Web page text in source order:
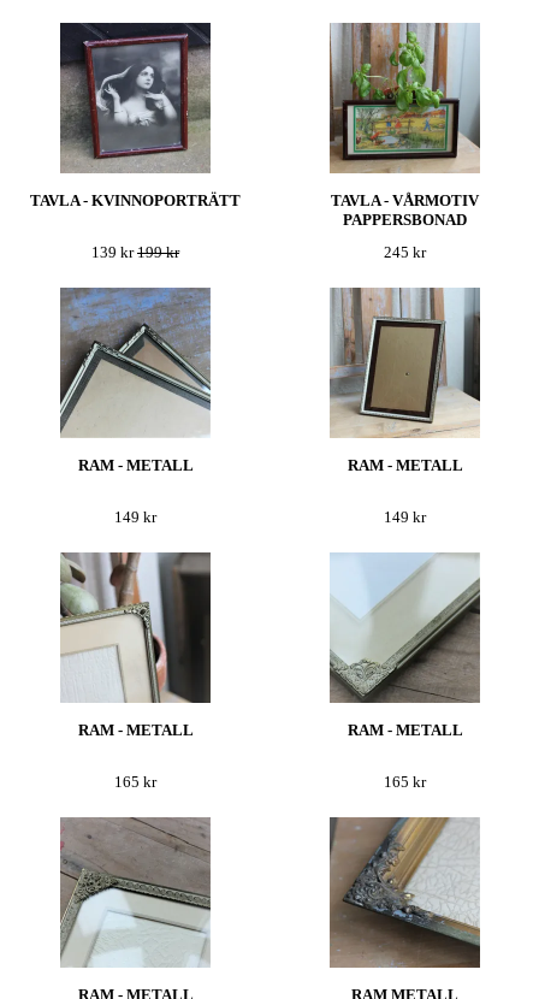
TAVLA - KVINNOPORTRÄTT
139 kr199 kr
TAVLA - VÅRMOTIV
PAPPERSBONAD
245 kr
RAM - METALL
149 kr
RAM - METALL
149 kr
RAM - METALL
165 kr
RAM - METALL
165 kr
RAM - METALL RAM METALL